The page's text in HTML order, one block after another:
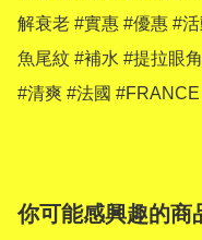
解衰老 #實惠 #優惠 #
魚尾紋 #補水 #提拉眼
#清爽 #法國 #FRANCE
你可能感興趣的商